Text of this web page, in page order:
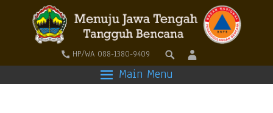
HP/WA 088-1380-9409
Main Menu